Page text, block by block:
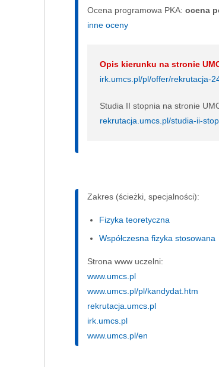
Ocena programowa PKA: ocena
inne oceny
Opis kierunku na stronie
irk.umcs.pl/pl/offer/rekrutacja-
Studia II stopnia na stronie
rekrutacja.umcs.pl/studia-ii-
Zakres (ścieżki, specjalności):
Fizyka teoretyczna
Współczesna fizyka stosowana
Strona www uczelni:
www.umcs.pl
www.umcs.pl/pl/kandydat.htm
rekrutacja.umcs.pl
irk.umcs.pl
www.umcs.pl/en